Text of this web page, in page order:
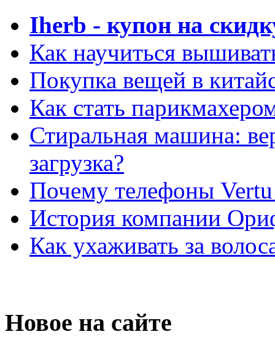
Iherb - купон на
Как научиться
Покупка вещей в
Как стать
Стиральная машина:
загрузка?
Почему телефоны Vertu
История компании
Как ухаживать за
Новое на сайте